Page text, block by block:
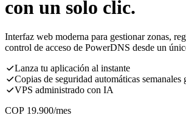
con un solo clic.
Interfaz web moderna para gestionar zonas,
control de acceso de PowerDNS desde un
Lanza tu aplicación al instante
Copias de seguridad automáticas semanales
VPS administrado con IA
COP 19.900/mes